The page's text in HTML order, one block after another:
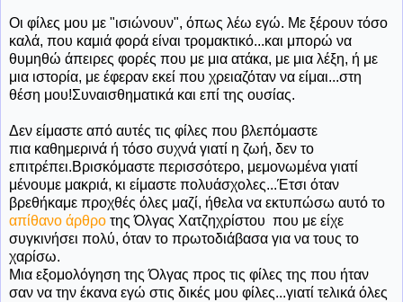
Οι φίλες μου με "ισιώνουν", όπως λέω εγώ. Με ξέρουν τόσο
καλά, που καμιά φορά είναι τρομακτικό...και μπορώ να
θυμηθώ άπειρες φορές που με μια ατάκα, με μια λέξη, ή με
μια ιστορία, με έφεραν εκεί που χρειαζόταν να είμαι...στη
θέση μου!Συναισθηματικά και επί της ουσίας.
Δεν είμαστε από αυτές τις φίλες που βλεπόμαστε
πια καθημερινά ή τόσο συχνά γιατί η ζωή, δεν το
επιτρέπει.Βρισκόμαστε περισσότερο, μεμονωμένα γιατί
μένουμε μακριά, κι είμαστε πολυάσχολες...Έτσι όταν
βρεθήκαμε προχθές όλες μαζί, ήθελα να εκτυπώσω αυτό το
απίθανο άρθρο της Όλγας Χατζηχρίστου που με είχε
συγκινήσει πολύ, όταν το πρωτοδιάβασα για να τους το
χαρίσω.
Μια εξομολόγηση της Όλγας προς τις φίλες της που ήταν
σαν να την έκανα εγώ στις δικές μου φίλες...γιατί τελικά όλες